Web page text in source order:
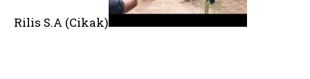
Rilis S.A (Cikak)